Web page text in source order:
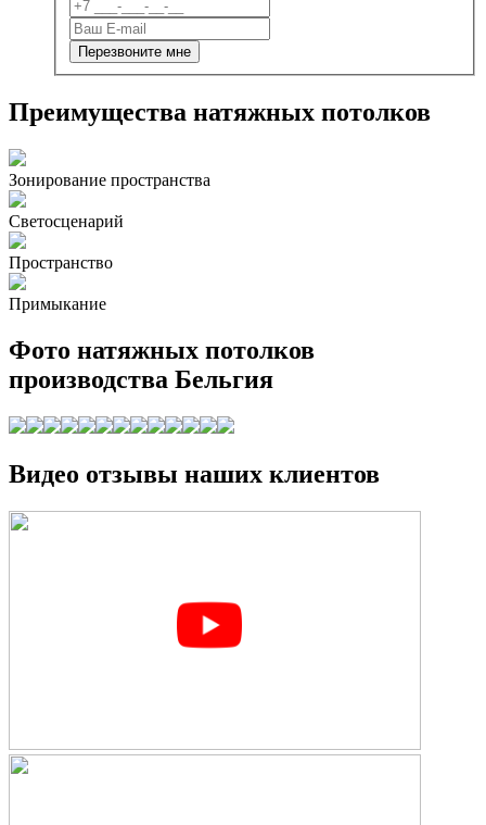
Преимущества натяжных потолков
Зонирование пространства
Светосценарий
Пространство
Примыкание
Фото натяжных потолков
производства Бельгия
Видео отзывы наших клиентов